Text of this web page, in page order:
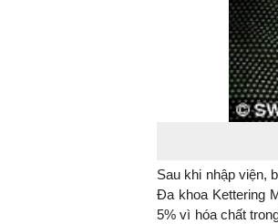
Sau khi nhập viện,
Đa khoa Kettering
5% vì hóa chất